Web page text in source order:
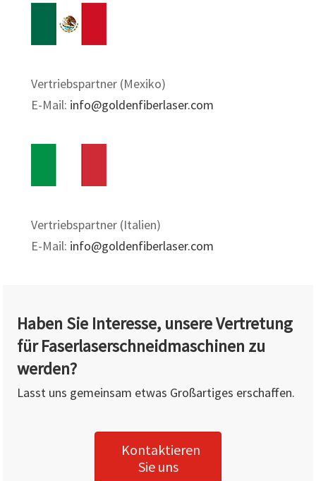
Vertriebspartner (Mexiko)
E-Mail: info@goldenfiberlaser.com
Vertriebspartner (Italien)
E-Mail: info@goldenfiberlaser.com
Haben Sie Interesse, unsere Vertretung
für Faserlaserschneidmaschinen zu
werden?
Lasst uns gemeinsam etwas Großartiges erschaffen.
Kontaktieren
Sie uns